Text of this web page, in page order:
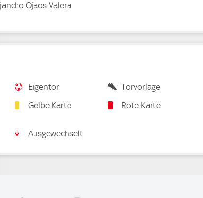
Ojaos Valera
Eigentor
Torvorlage
Gelbe Karte Rote Karte
Ausgewechselt